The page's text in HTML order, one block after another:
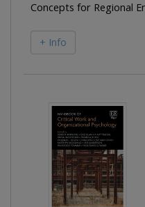
Concepts for Regional
+ Info